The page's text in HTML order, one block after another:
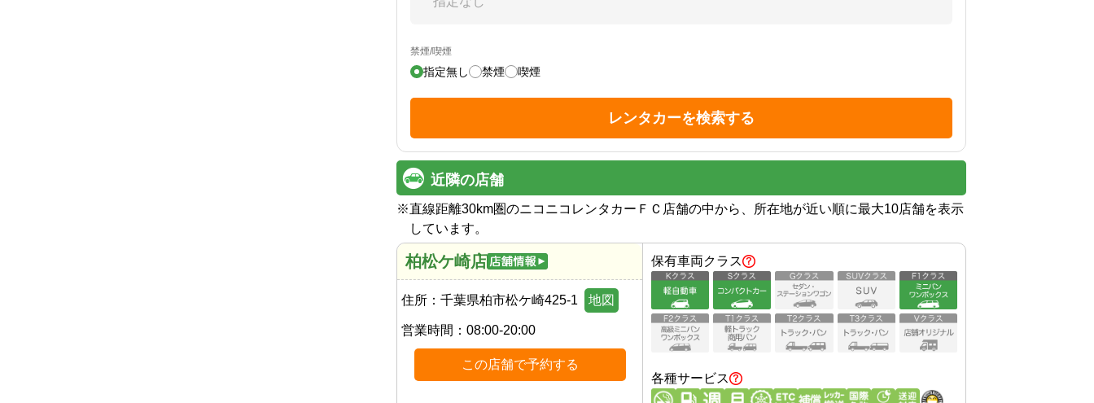
禁煙/喫煙
指定無し 禁煙 喫煙
レンタカーを検索する
近隣の店舗
※直線距離30km圏のニコニコレンタカーＦＣ店舗の中から、所在地が近い順に最大10店舗を表示
しています。
柏松ケ崎店
住所： 千葉県柏市松ケ崎425-1 地図
営業時間： 08:00-20:00
この店舗で予約する
保有車両クラス
各種サービス